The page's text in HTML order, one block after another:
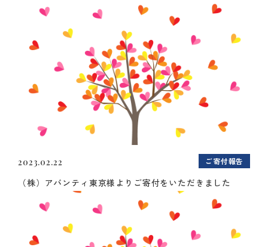
2023.02.22 ご寄付報告
（株）アバンティ東京様よりご寄付をいただきました